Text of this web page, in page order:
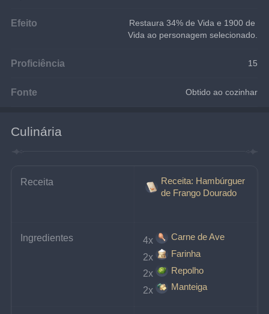
Efeito
Restaura 34% de Vida e 1900 de
Vida ao personagem selecionado.
Proficiência 15
Fonte Obtido ao cozinhar
Culinária
Receita
Receita: Hambúrguer
de Frango Dourado
Ingredientes 4x
Carne de Ave
2x
Farinha
2x
Repolho
2x
Manteiga